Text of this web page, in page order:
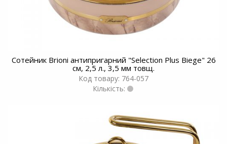
Сотейник Brioni антипригарний "Selection Plus Biege" 26
см, 2,5 л., 3,5 мм товщ.
Код товару: 764-057
Кількість: